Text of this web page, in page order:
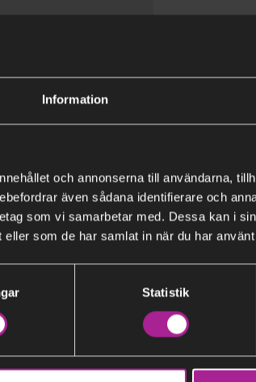
Information
och annonserna till användarna,
även sådana identifierare och
som vi samarbetar med. Dessa kan i
som de har samlat in när du har
Statistik